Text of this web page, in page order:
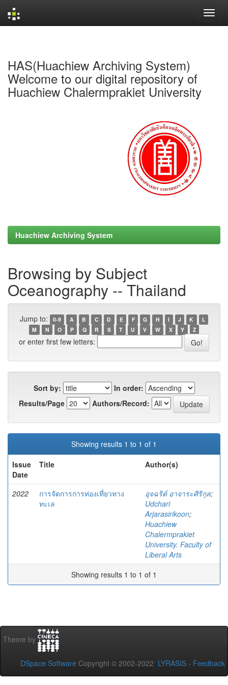
HAS(Huachiew Archiving System)
Welcome to our digital repository of
Huachiew Chalermprakiet University
Huachiew Archiving System
Browsing by Subject
Oceanography -- Thailand
Jump to: 0-9 A B C D E F G H I J K
L
M
N O P Q R S T U V W X Y Z
or enter first few letters:
Sort by:
In order:
Results/Page
Authors/Record:
Showing results 1 to 1 of 1
Issue
Date
Title Author(s)
2022
การจัดการการท่องเที่ยวทาง
ทะเล
อุจฉริต์ อาจาระศิริกุล;
Udchari
Arjarasirikoon;
Huachiew
Chalermprakiet
University. Faculty of
Liberal Arts
Showing results 1 to 1 of 1
Theme by
DSpace Software Copyright © 2002-2022 LYRASIS - Feedback